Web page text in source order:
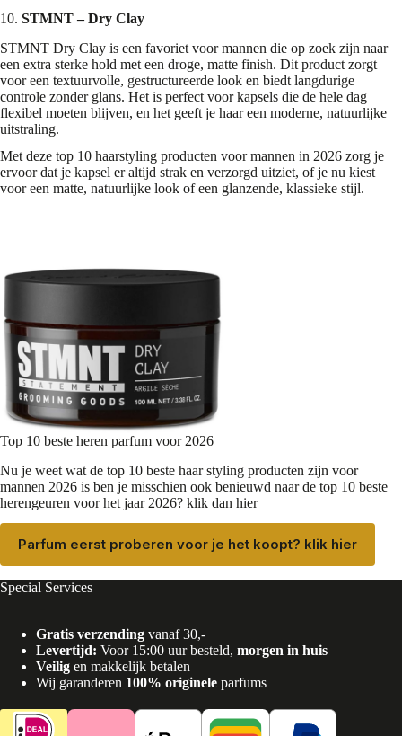
10. STMNT – Dry Clay
STMNT Dry Clay is een favoriet voor mannen die op zoek zijn naar
een extra sterke hold met een droge, matte finish. Dit product zorgt
voor een textuurvolle, gestructureerde look en biedt langdurige
controle zonder glans. Het is perfect voor kapsels die de hele dag
flexibel moeten blijven, en het geeft je haar een moderne, natuurlijke
uitstraling.
Met deze top 10 haarstyling producten voor mannen in 2026 zorg je
ervoor dat je kapsel er altijd strak en verzorgd uitziet, of je nu kiest
voor een matte, natuurlijke look of een glanzende, klassieke stijl.
Top 10 beste heren parfum voor 2026
Nu je weet wat de top 10 beste haar styling producten zijn voor
mannen 2026 is ben je misschien ook benieuwd naar de top 10 beste
herengeuren voor het jaar 2026? klik dan hier
Parfum eerst proberen voor je het koopt? klik hier
Special Services
Gratis verzending vanaf 30,-
Levertijd: Voor 15:00 uur besteld, morgen in huis
Veilig en makkelijk betalen
Wij garanderen 100% originele parfums